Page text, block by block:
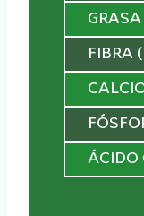
FIBRA
ÁCIDO